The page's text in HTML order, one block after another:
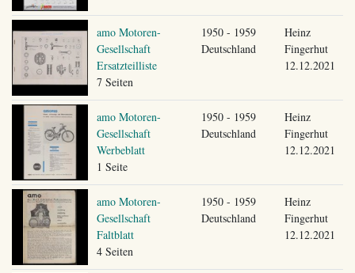
amo Motoren-
Gesellschaft
Ersatzteilliste
7 Seiten
1950 - 1959
Deutschland
Heinz
Fingerhut
12.12.2021
amo Motoren-
Gesellschaft
Werbeblatt
1 Seite
1950 - 1959
Deutschland
Heinz
Fingerhut
12.12.2021
amo Motoren-
Gesellschaft
Faltblatt
4 Seiten
1950 - 1959
Deutschland
Heinz
Fingerhut
12.12.2021